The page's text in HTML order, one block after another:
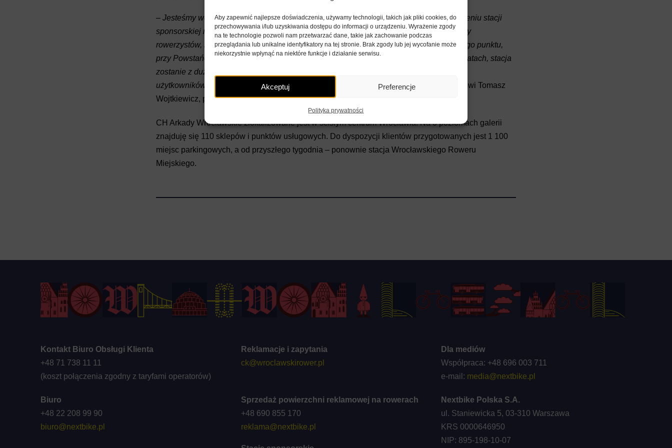
Aby zapewnić najlepsze doświadczenia, używamy technologii, takich jak pliki cookies, do
przechowywania i/lub uzyskiwania dostępu do informacji o urządzeniu. Wyrażenie zgody
na te technologie pozwoli nam przetwarzać dane, takie jak zachowanie podczas
przeglądania lub unikalne identyfikatory na tej stronie. Brak zgody lub jej wycofanie może
niekorzystnie wpłynąć na niektóre funkcje i działanie serwisu.
Akceptuj Preferencje
Polityka prywatności
– Jesteśmy wdzięczni CH Arkady Wrocławskie, że ponownie zadecydowało o uruchomieniu stacji
sponsorskiej roweru miejskiego. Jako operator wiemy, że wielu spośród ponad 60 tysięcy
rowerzystów, nie wyobraża sobie naszej sieci wypożyczalni bez tego, bardzo popularnego punktu,
przy Powstańców Śląskich. Jesteśmy pewni, że tak jak miało to miejsce w poprzednich latach, stacja
zostanie z dużym entuzjazmem przyjęta nie tylko przez klientów centrum, ale wszystkich
użytkowników, zwłaszcza tych przemieszczających się w kierunku południa miasta –
mówi Tomasz
Wojtkiewicz, prezes Nextbike Polska.
CH Arkady Wrocławskie zlokalizowane jest w ścisłym centrum Wrocławia. Na 3 poziomach galerii
znajduję się 110 sklepów i punktów usługowych. Do dyspozycji klientów przygotowanych jest 1 100
miejsc parkingowych, a od przyszłego tygodnia – ponownie stacja Wrocławskiego Roweru
Miejskiego.
Kontakt Biuro Obsługi Klienta
+48 71 738 11 11
(koszt połączenia zgodny z taryfami operatorów)
Reklamacje i zapytania
ck@wroclawskirower.pl
Dla mediów
Współpraca: +48 696 003 711
e-mail: media@nextbike.pl
Biuro
+48 22 208 99 90
biuro@nextbike.pl
Sprzedaż powierzchni reklamowej na rowerach
+48 690 855 170
reklama@nextbike.pl
Nextbike Polska S.A.
ul. Staniewicka 5, 03-310 Warszawa
KRS 0000646950
NIP: 895-198-10-07